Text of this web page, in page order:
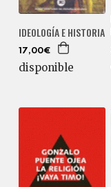
IDEOLOGÍA E HISTORIA
17,00€
disponible